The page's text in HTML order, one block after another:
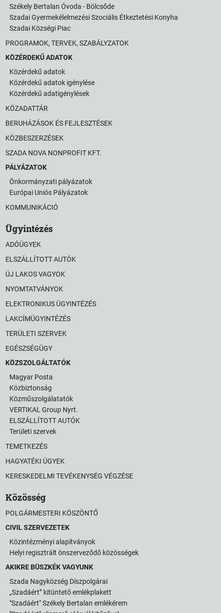
Székely Bertalan Óvoda - Bölcsőde
Szadai Gyermekélelmezési Szociális Étkeztetési Konyha
Szadai Községi Piac
PROGRAMOK, TERVEK, SZABÁLYZATOK
KÖZÉRDEKŰ ADATOK
Közérdekű adatok
Közérdekű adatok igénylése
Közérdekű adatigénylések
KÖZADATTÁR
BERUHÁZÁSOK ÉS FEJLESZTÉSEK
KÖZBESZERZÉSEK
SZADA NOVA NONPROFIT KFT.
PÁLYÁZATOK
Önkormányzati pályázatok
Európai Uniós Pályázatok
KOMMUNIKÁCIÓ
Ügyintézés
ADÓÜGYEK
ELSZÁLLÍTOTT AUTÓK
ÚJ LAKOS VAGYOK
NYOMTATVÁNYOK
ELEKTRONIKUS ÜGYINTÉZÉS
LAKCÍMÜGYINTÉZÉS
TERÜLETI SZERVEK
EGÉSZSÉGÜGY
KÖZSZOLGÁLTATÓK
Magyar Posta
Közbiztonság
Közműszolgálatatók
VERTIKAL Group Nyrt.
ELSZÁLLÍTOTT AUTÓK
Területi szervek
TEMETKEZÉS
HAGYATÉKI ÜGYEK
KERESKEDELMI TEVÉKENYSÉG VÉGZÉSE
Közösség
POLGÁRMESTERI KÖSZÖNTŐ
CIVIL SZERVEZETEK
Közintézményi alapítványok
Helyi regisztrált önszerveződő közösségek
AKIKRE BÜSZKÉK VAGYUNK
Szada Nagyközség Díszpolgárai
„Szadáért” kitüntető emlékplakett
"Szadáért" Székely Bertalan emlékérem